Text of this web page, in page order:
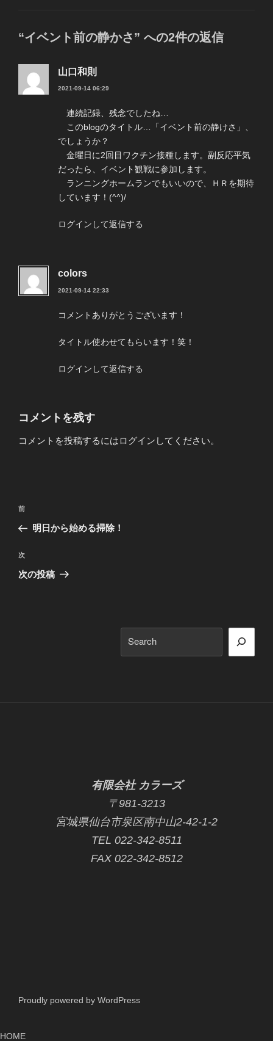
“イベント前の静かさ” への2件の返信
山口和則
2021-09-14 06:29
連続記録、残念でしたね…
このblogのタイトル…「イベント前の静けさ」、
でしょうか？
金曜日に2回目ワクチン接種します。副反応平気
だったら、イベント観戦に参加します。
ランニングホームランでもいいので、ＨＲを期待
しています！(^^)/
ログインして返信する
colors
2021-09-14 22:33
コメントありがとうございます！
タイトル使わせてもらいます！笑！
ログインして返信する
コメントを残す
コメントを投稿するにはログイン してください。
投
ナ
ビ
ゲ
前
の
稿
前
明日から始める掃除！
次
の
次
次の投稿
有限会社 カラーズ
〒981-3213
宮城県仙台市泉区南中山2-42-1-2
TEL 022-342-8511
FAX 022-342-8512
Proudly powered by WordPress
HOME